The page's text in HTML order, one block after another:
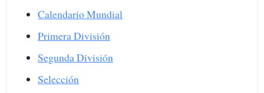
Calendario Mundial
Primera División
Segunda División
Selección